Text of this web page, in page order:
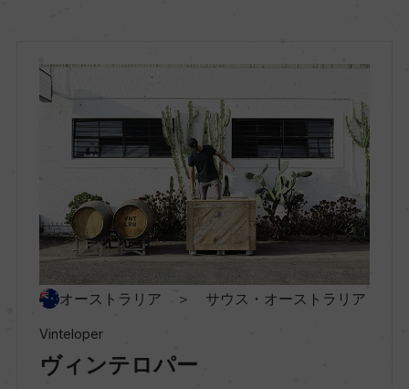
アデレード・ヒルズ
種類
スティルワイン
オーストラリア ＞ サウス・オーストラリア
Vinteloper
ヴィンテロパー